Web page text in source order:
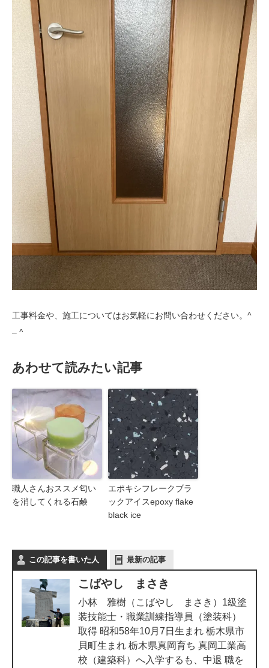
工事料金や、施工についてはお気軽にお問い合わせください。^
– ^
あわせて読みたい記事
職人さんおススメ匂い
を消してくれる石鹸
エポキシフレークブラ
ックアイスepoxy flake
black ice
この記事を書いた人 最新の記事
こばやし まさき
小林 雅樹（こばやし まさき）1級塗
装技能士・職業訓練指導員（塗装科）
取得 昭和58年10月7日生まれ 栃木県市
貝町生まれ 栃木県真岡育ち 真岡工業高
校（建築科）へ入学するも、中退 職を